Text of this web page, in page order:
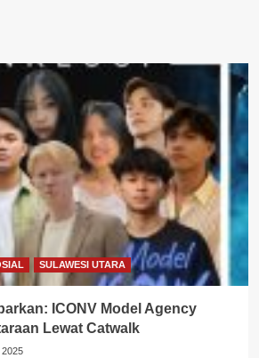
SULAWESI UTARA
ICONV Model Agency
Lewat Catwalk